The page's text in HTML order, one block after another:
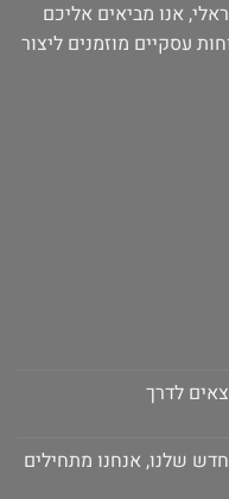
אנו מביאים אליכם
עסקיים מוזמנים ליצור
לדרך
שלנו, אנחנו מתחילים